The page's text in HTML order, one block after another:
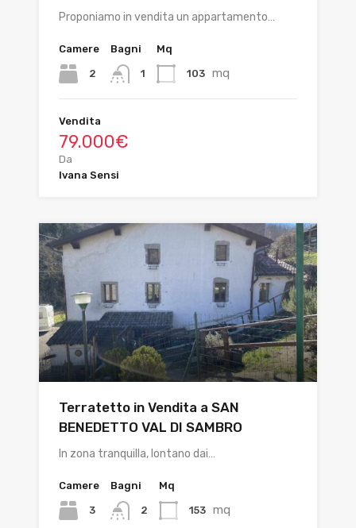
Proponiamo in vendita un appartamento…
Camere
2
Bagni
1
Mq
103 mq
Vendita
79.000€
Da
Ivana Sensi
Terratetto in Vendita a SAN
BENEDETTO VAL DI SAMBRO
In zona tranquilla, lontano dai…
Camere
3
Bagni
2
Mq
153 mq